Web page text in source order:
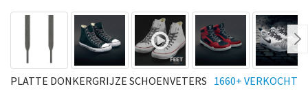
1660+ VERKOCHT
PLATTE DONKERGRIJZE SCHOENVETERS